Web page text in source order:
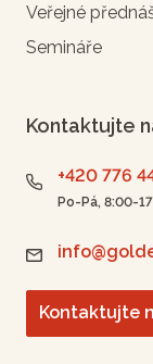
Veřejné
Semináře
Kontaktujte
+420 776
Po-Pá, 8:00-
Kontaktujte